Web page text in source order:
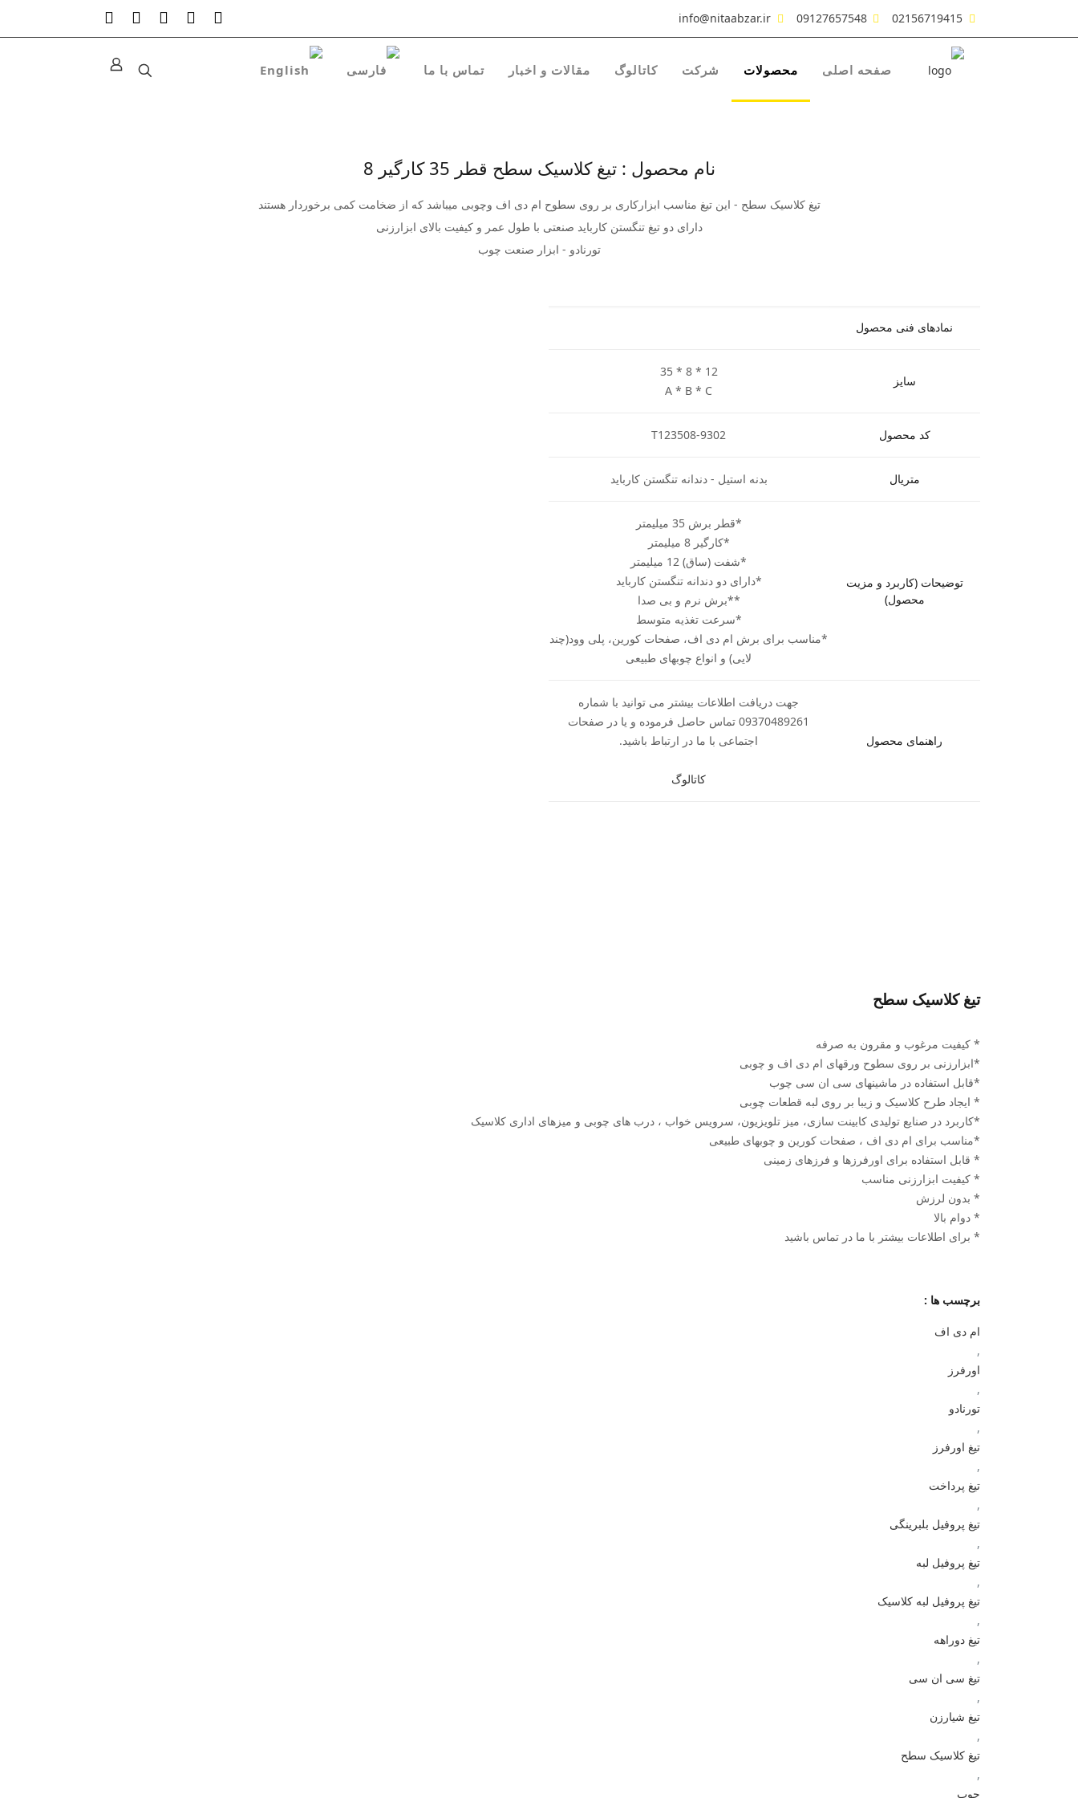
02156719415
09127657548
info@nitaabzar.ir
صفحه اصلی محصولات شرکت کاتالوگ مقالات و اخبار تماس با ما
نام محصول : تیغ کلاسیک سطح قطر 35 کارگیر 8
تیغ کلاسیک سطح - این تیغ مناسب ابزارکاری بر روی سطوح ام دی اف وچوبی میباشد که از ضخامت کمی برخوردار هستند
دارای دو تیغ تنگستن کارباید صنعتی با طول عمر و کیفیت بالای ابزارزنی
تورنادو - ابزار صنعت چوب
نمادهای فنی محصول
سایز
35 * 8 * 12
A * B * C
کد محصول T123508-9302
متریال بدنه استیل - دندانه تنگستن کارباید
توضیحات (کاربرد و مزیت
محصول)
*قطر برش 35 میلیمتر
*کارگیر 8 میلیمتر
*شفت (ساق) 12 میلیمتر
*دارای دو دندانه تنگستن کارباید
**برش نرم و بی صدا
*سرعت تغذیه متوسط
*مناسب برای برش ام دی اف، صفحات کورین، پلی وود(چند
لایی) و انواع چوبهای طبیعی
راهنمای محصول
جهت دریافت اطلاعات بیشتر می توانید با شماره
09370489261 تماس حاصل فرموده و یا در صفحات
اجتماعی با ما در ارتباط باشید.
کاتالوگ
تیغ کلاسیک سطح
* کیفیت مرغوب و مقرون به صرفه
*ابزارزنی بر روی سطوح ورقهای ام دی اف و چوبی
*قابل استفاده در ماشینهای سی ان سی چوب
* ایجاد طرح کلاسیک و زیبا بر روی لبه قطعات چوبی
*کاربرد در صنایع تولیدی کابینت سازی، میز تلویزیون، سرویس خواب ، درب های چوبی و میزهای اداری کلاسیک
*مناسب برای ام دی اف ، صفحات کورین و چوبهای طبیعی
* قابل استفاده برای اورفرزها و فرزهای زمینی
* کیفیت ابزارزنی مناسب
* بدون لرزش
* دوام بالا
* برای اطلاعات بیشتر با ما در تماس باشید
برچسب ها :
ام دی اف
,
اورفرز
,
تورنادو
,
تیغ اورفرز
,
تیغ پرداخت
,
تیغ پروفیل بلبرینگی
,
تیغ پروفیل لبه
,
تیغ پروفیل لبه کلاسیک
,
تیغ دوراهه
,
تیغ سی ان سی
,
تیغ شیارزن
,
تیغ کلاسیک سطح
,
چوب